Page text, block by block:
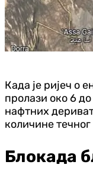
Када је ријеч о
пролази око 6
нафтних
количине
Блокада